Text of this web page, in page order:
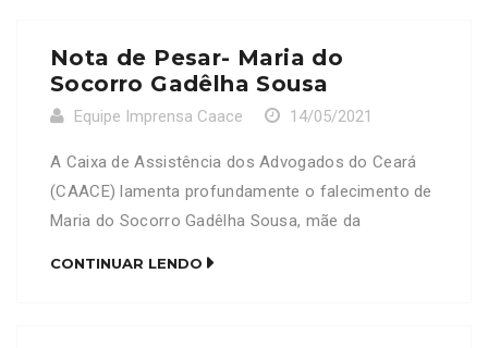
Nota de Pesar- Maria do
Socorro Gadêlha Sousa
Equipe Imprensa Caace 14/05/2021
A Caixa de Assistência dos Advogados do Ceará
(CAACE) lamenta profundamente o falecimento de
Maria do Socorro Gadêlha Sousa, mãe da
CONTINUAR LENDO